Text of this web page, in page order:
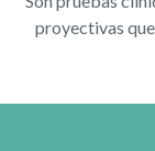
proyectivas